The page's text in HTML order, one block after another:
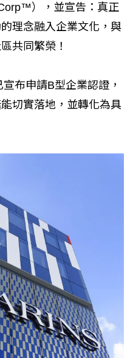
），並宣告：真正
理念融入企業文化，與
共同繁榮！
布申請B型企業認證，
切實落地，並轉化為具